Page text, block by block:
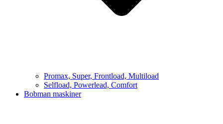
Promax, Super, Frontload, Multiload
Selfload, Powerlead, Comfort
Bobman maskiner